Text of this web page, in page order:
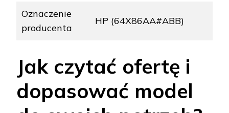
Oznaczenie
producenta
HP (64X86AA#ABB)
Jak czytać ofertę i
dopasować model